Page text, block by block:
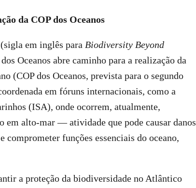
da COP dos Oceanos
em inglês para Biodiversity Beyond
Oceanos abre caminho para a realização da
(COP dos Oceanos, prevista para o segundo
em fóruns internacionais, como a
(ISA), onde ocorrem, atualmente,
em alto-mar — atividade que pode causar danos
comprometer funções essenciais do oceano,
a proteção da biodiversidade no Atlântico